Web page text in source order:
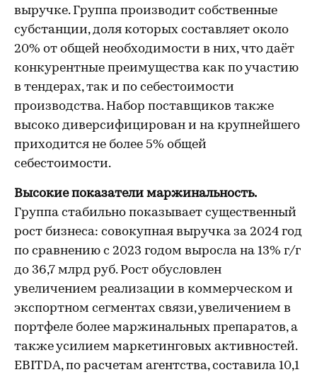
выручке. Группа производит собственные
субстанции, доля которых составляет около
20% от общей необходимости в них, что даёт
конкурентные преимущества как по участию
в тендерах, так и по себестоимости
производства. Набор поставщиков также
высоко диверсифицирован и на крупнейшего
приходится не более 5% общей
себестоимости.
Высокие показатели маржинальность.
Группа стабильно показывает существенный
рост бизнеса: совокупная выручка за 2024 год
по сравнению с 2023 годом выросла на 13% г/г
до 36,7 млрд руб. Рост обусловлен
увеличением реализации в коммерческом и
экспортном сегментах связи, увеличением в
портфеле более маржинальных препаратов, а
также усилием маркетинговых активностей.
EBITDA, по расчетам агентства, составила 10,1